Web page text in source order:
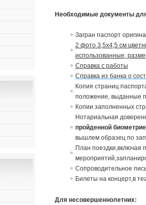
Необходимые документы
Загран паспорт
2 фото 3,5х4,5 см
использованные,
Справка с работы
Справка из банка о
Копия страниц
положение,выданные
Копии заполненных
Нотариальная
пройденной
вышлем образец по
План поездки,включая
Сопроводительное
Билеты на концерт,в
Для несовершеннолетних: